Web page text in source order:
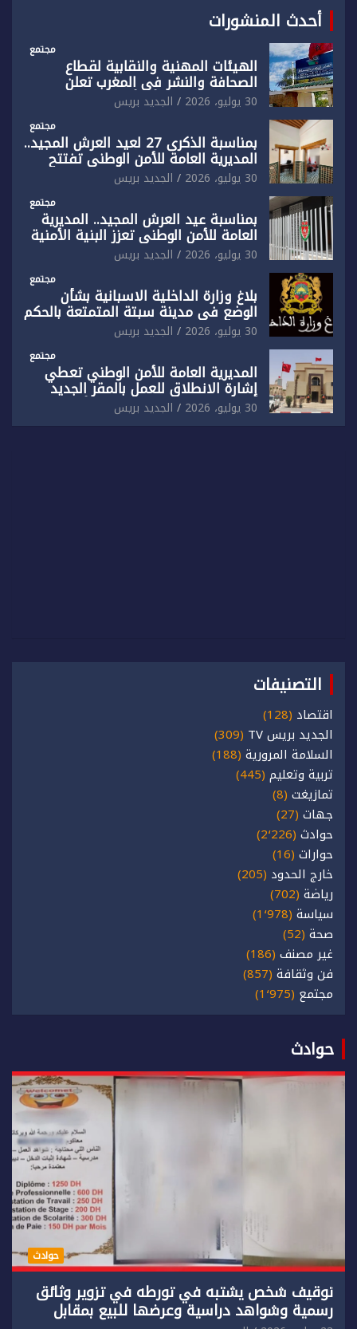
أحدث المنشورات
مجتمع
الهيئات المهنية والنقابية لقطاع
الصحافة والنشر في المغرب تعلن
رفضها القاطع لـ”أي أجندة انتخابية
مُعدة على مقاس سياسي ومصلحي
ضيق”
30 يوليو، 2026 الجديد بريس
مجتمع
بمناسبة الذكرى 27 لعيد العرش المجيد..
المديرية العامة للأمن الوطني تفتتح
المقر الجديد لفرقة الشرطة السياحية
بفاس30 يوليو، 2026 الجديد بريس
مجتمع
بمناسبة عيد العرش المجيد.. المديرية
العامة للأمن الوطني تعزز البنية الأمنية
بالناظور بإحداث فرقتين جديدتين
30 يوليو، 2026 الجديد بريس
مجتمع
بلاغ وزارة الداخلية الاسبانية بشأن
الوضع في مدينة سبتة المتمتعة بالحكم
الذاتي
30 يوليو، 2026 الجديد بريس
مجتمع
المديرية العامة للأمن الوطني تعطي
إشارة الانطلاق للعمل بالمقر الجديد
للدائرة الثالثة للشرطة بولاية أمن العيون
30 يوليو، 2026 الجديد بريس
التصنيفات
اقتصاد (128)
الجديد بريس TV
(309)
السلامة المرورية (188)
تربية وتعليم (445)
تمازيغت (8)
جهات (27)
حوادث (2٬226)
حوارات (16)
خارج الحدود (205)
رياضة (702)
سياسة (1٬978)
صحة (52)
غير مصنف (186)
فن وثقافة (857)
مجتمع (1٬975)
حوادث
حوادث
توقيف شخص يشتبه في تورطه في تزوير وثائق
رسمية وشواهد دراسية وعرضها للبيع بمقابل